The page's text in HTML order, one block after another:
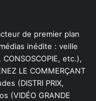
de premier plan
inédite : veille
CONSOSCOPIE, etc.),
LE COMMERÇANT
(DISTRI PRIX,
(VIDÉO GRANDE